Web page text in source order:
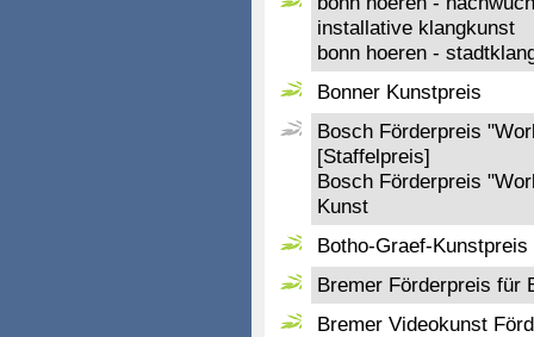
installative klangkunst
bonn hoeren -
Bonner Kunstpreis
Bosch Förderpreis
[Staffelpreis]
Bosch Förderpreis
Kunst
Botho-Graef-
Bremer Förderpreis für
Bremer Videokunst